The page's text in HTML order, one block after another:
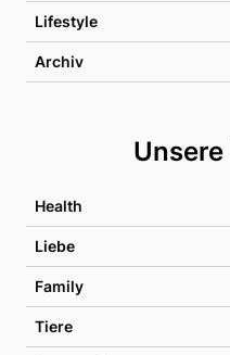
Lifestyle
Archiv
Health
Liebe
Family
Tiere